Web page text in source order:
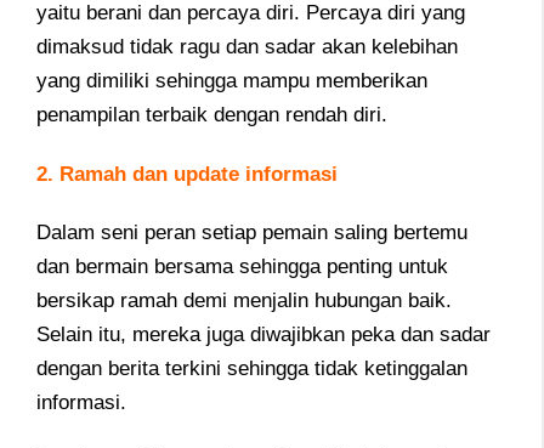
yaitu berani dan percaya diri. Percaya diri yang
dimaksud tidak ragu dan sadar akan kelebihan
yang dimiliki sehingga mampu memberikan
penampilan terbaik dengan rendah diri.
2. Ramah dan update informasi
Dalam seni peran setiap pemain saling bertemu
dan bermain bersama sehingga penting untuk
bersikap ramah demi menjalin hubungan baik.
Selain itu, mereka juga diwajibkan peka dan sadar
dengan berita terkini sehingga tidak ketinggalan
informasi.